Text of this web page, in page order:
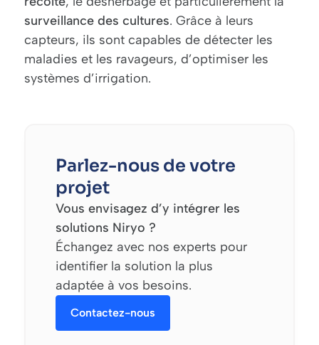
surveillance des cultures. Grâce à leurs
capteurs, ils sont capables de détecter les
maladies et les ravageurs, d’optimiser les
systèmes d’irrigation.
Parlez-nous de votre
projet
Vous envisagez d’y intégrer les
solutions Niryo ?
Échangez avec nos experts pour
identifier la solution la plus
adaptée à vos besoins.
Contactez-nous